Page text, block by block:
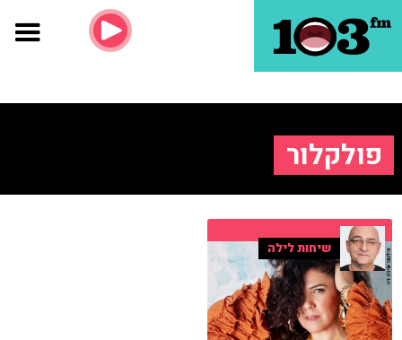
פולקלור
שיחות לילה